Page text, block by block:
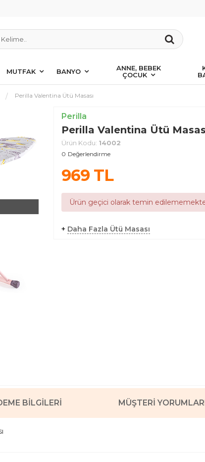
MUTFAK BANYO
ANNE, BEBEK
ÇOCUK
Perilla Valentina Ütü Masası
Perilla
Perilla Valentina Ütü
Ürün Kodu: 14002
0 Değerlendirme
969TL
Ürün geçici olarak temin
+ Daha Fazla Ütü Masası
BILGILERI MÜŞTERI YORUMLARI